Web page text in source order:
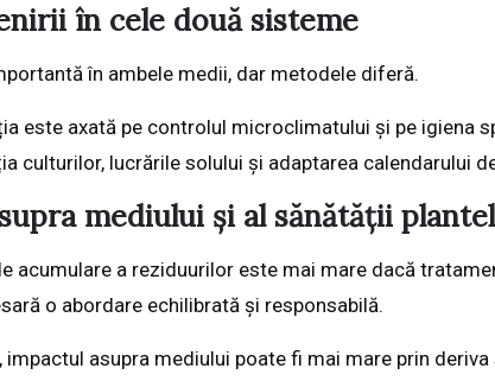
în cele două sisteme
în ambele medii, dar metodele diferă.
este axată pe controlul microclimatului și pe igiena
culturilor, lucrările solului și adaptarea calendarului
mediului și al sănătății
acumulare a reziduurilor este mai mare dacă
o abordare echilibrată și responsabilă.
impactul asupra mediului poate fi mai mare prin